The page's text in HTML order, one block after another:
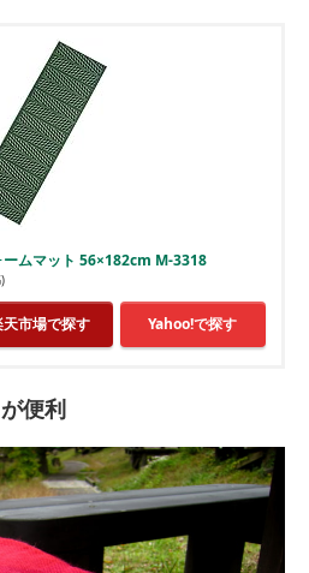
ームマット 56×182cm M-3318
天市場で探す Yahoo!で探す
便利